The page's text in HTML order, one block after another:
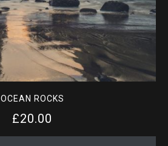
OCEAN ROCKS
£20.00